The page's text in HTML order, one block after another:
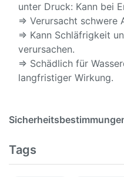
unter Druck: Kann bei
⇒ Verursacht schwere
⇒ Kann Schläfrigkeit
verursachen.
⇒ Schädlich für
langfristiger Wirkung.
Tags